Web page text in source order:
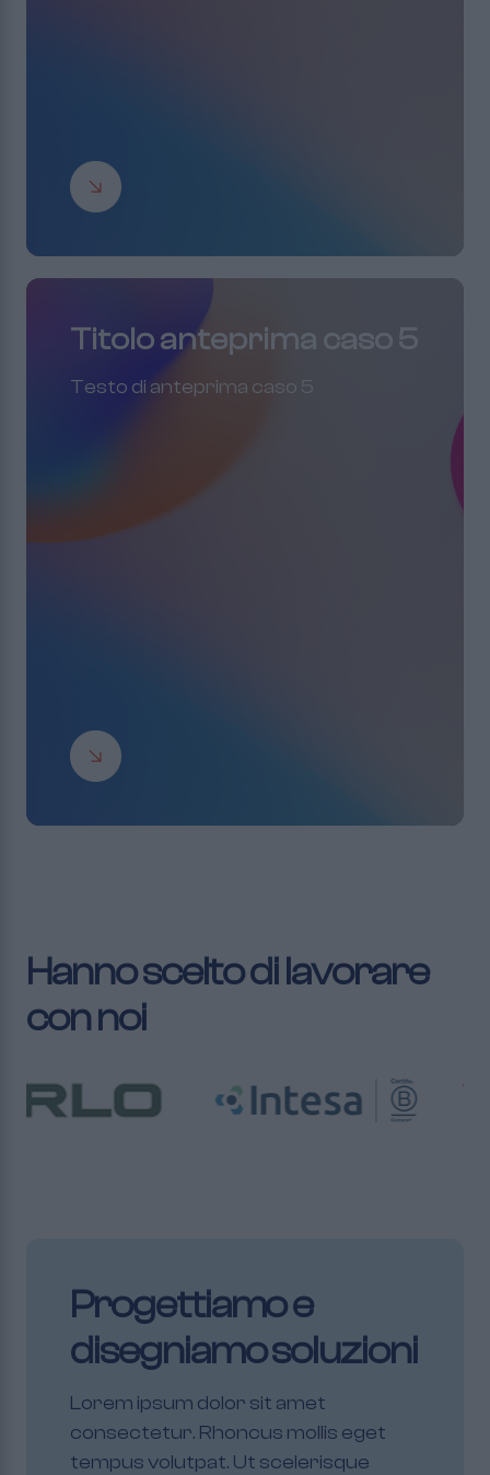
Titolo anteprima caso 5
Testo di anteprima caso 5
Hanno scelto di lavorare
con noi
Progettiamo e
disegniamo soluzioni
Lorem ipsum dolor sit amet
consectetur. Rhoncus mollis eget
tempus volutpat. Ut scelerisque